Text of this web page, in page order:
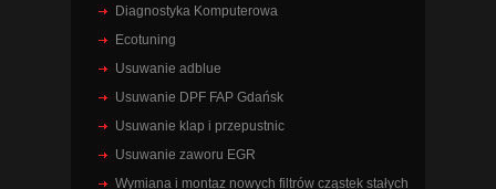
Diagnostyka Komputerowa
Ecotuning
Usuwanie adblue
Usuwanie DPF FAP Gdańsk
Usuwanie klap i przepustnic
Usuwanie zaworu EGR
Wymiana i montaz nowych filtrów cząstek stałych